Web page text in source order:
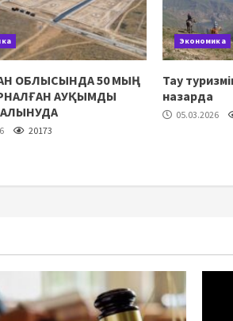
ОБЛЫСЫНДА 50 МЫҢ
АУҚЫМДЫ
20173
Экономика
Тау
назарда
05.03.2026